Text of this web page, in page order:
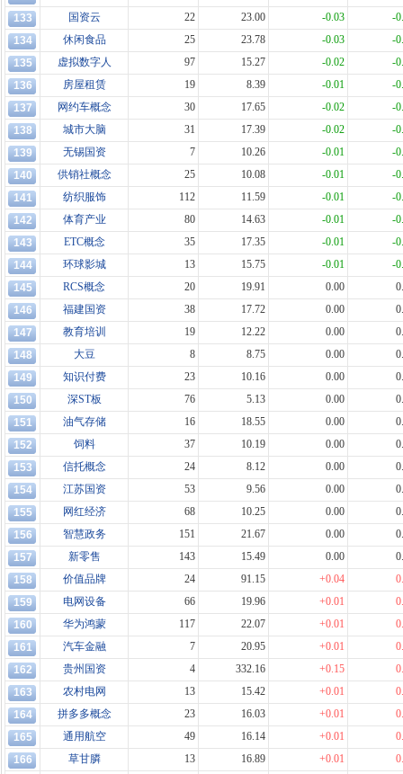
133
国资云 22 23.00 -0.03
-
134
休闲食品 25 23.78 -0.03
-
135
虚拟数字人 97 15.27 -0.02
-
136
房屋租赁 19 8.39 -0.01
-
137
网约车概念 30 17.65 -0.02
-
138
城市大脑 31 17.39 -0.02
-
139
无锡国资 7 10.26 -0.01
-
140
供销社概念 25 10.08 -0.01
-
141
纺织服饰 112 11.59 -0.01
-
142
体育产业 80 14.63 -0.01
-
143
ETC概念 35 17.35 -0.01
-
144
环球影城 13 15.75 -0.01
-
145
RCS概念 20 19.91 0.00
146
福建国资 38 17.72 0.00
147
教育培训 19 12.22 0.00
148
大豆 8 8.75 0.00
149
知识付费 23 10.16 0.00
150
深ST板 76 5.13 0.00
151
油气存储 16 18.55 0.00
152
饲料 37 10.19 0.00
153
信托概念 24 8.12 0.00
154
江苏国资 53 9.56 0.00
155
网红经济 68 10.25 0.00
156
智慧政务 151 21.67 0.00
157
新零售 143 15.49 0.00
158
价值品牌 24 91.15 +0.04
159
电网设备 66 19.96 +0.01
160
华为鸿蒙 117 22.07 +0.01
161
汽车金融 7 20.95 +0.01
162
贵州国资 4 332.16 +0.15
163
农村电网 13 15.42 +0.01
164
拼多多概念 23 16.03 +0.01
165
通用航空 49 16.14 +0.01
166
草甘膦 13 16.89 +0.01